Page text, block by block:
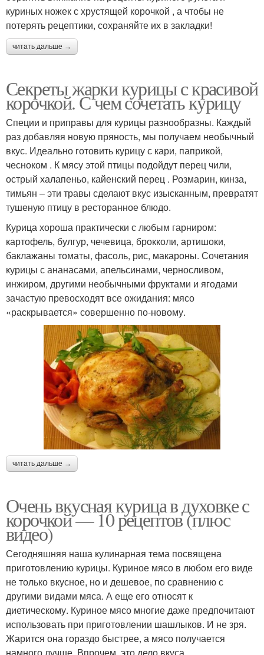
куриных ножек с хрустящей корочкой , а чтобы не
потерять рецептики, сохраняйте их в закладки!
читать дальше →
Секреты жарки курицы с красивой
корочкой. С чем сочетать курицу
Специи и приправы для курицы разнообразны. Каждый
раз добавляя новую пряность, мы получаем необычный
вкус. Идеально готовить курицу с кари, паприкой,
чесноком . К мясу этой птицы подойдут перец чили,
острый халапеньо, кайенский перец . Розмарин, кинза,
тимьян – эти травы сделают вкус изысканным, превратят
тушеную птицу в ресторанное блюдо.
Курица хороша практически с любым гарниром:
картофель, булгур, чечевица, брокколи, артишоки,
баклажаны томаты, фасоль, рис, макароны. Сочетания
курицы с ананасами, апельсинами, черносливом,
инжиром, другими необычными фруктами и ягодами
зачастую превосходят все ожидания: мясо
«раскрывается» совершенно по-новому.
читать дальше →
Очень вкусная курица в духовке с
корочкой — 10 рецептов (плюс
видео)
Сегодняшняя наша кулинарная тема посвящена
приготовлению курицы. Куриное мясо в любом его виде
не только вкусное, но и дешевое, по сравнению с
другими видами мяса. А еще его относят к
диетическому. Куриное мясо многие даже предпочитают
использовать при приготовлении шашлыков. И не зря.
Жарится она гораздо быстрее, а мясо получается